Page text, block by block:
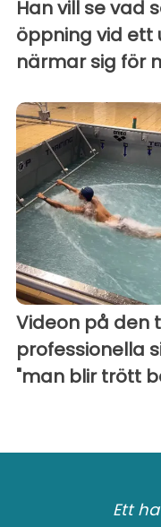
Han vill se vad
öppning vid
närmar sig för
Videon på den
professionella
"man blir trött
Ett